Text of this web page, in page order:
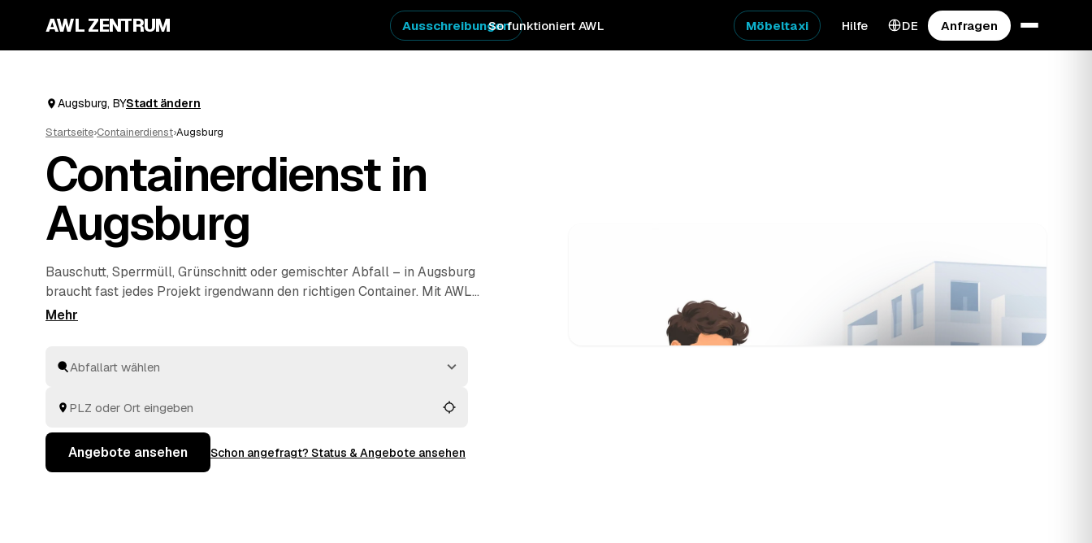
AWL ZENTRUM So funktioniert AWL
Ausschreibungen Möbeltaxi Hilfe DE Anfragen
Augsburg, BYStadt ändern
Startseite›Containerdienst›Augsburg
Containerdienst in
Augsburg
Bauschutt, Sperrmüll, Grünschnitt oder gemischter Abfall – in Augsburg
braucht fast jedes Projekt irgendwann den richtigen Container. Mit AWL
beschreiben Sie Ihr Vorhaben kurz und erhalten mehrere Festpreis-
vergleichen Sie in Augsburg und
Donauwörth
Angebote ansehen Schon angefragt? Status & Angebote ansehen